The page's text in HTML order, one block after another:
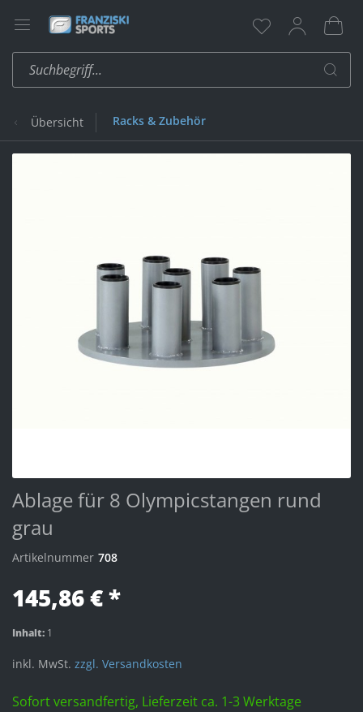
Übersicht Racks & Zubehör
Ablage für 8 Olympicstangen rund
grau
Artikelnummer 708
145,86 € *
Inhalt: 1
inkl. MwSt. zzgl. Versandkosten
Sofort versandfertig, Lieferzeit ca. 1-3 Werktage